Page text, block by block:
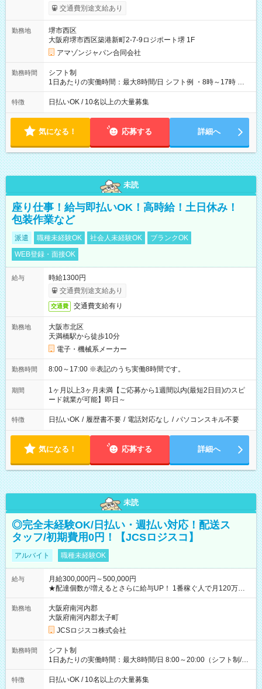
まで昇給の機会があります。 ■正社員登用制度あり ※月末締/翌
月25日支払い ※時間外手当、別途支給 ※深夜割増賃金 (22:00～
☆Amazon直雇用で安定して働けます！ 【試用期間】試用期間
あり 試用期間の長さ：1週間 雇用形態、給与は本採用時と同じ
です。
交通費別途支給あり
勤務地
堺市西区
大阪府堺市西区築港新町2-7-9ロジポート堺 1F
アマゾンジャパン合同会社
勤務時間
シフト制
1日あたりの実働時間：最大8時間/日 シフト例 ・8時～17時 ・
12時～21時
特徴 日払いOK / 10名以上の大量募集
気になる！ 応募する 詳細へ
未読
座り仕事！給与即払いOK！高時給！土日休み！
包装作業など
派遣 職種未経験OK 社会人未経験OK
ブランクOK
WEB登録・面接OK
給与
時給1300円
交通費別途支給あり
交通費 交通費支給有り
勤務地
大阪市北区
天満橋駅から徒歩10分
電子・機械系メーカー
勤務時間 8:00～17:00 ※表記のうち実働8時間です。
期間
1ヶ月以上3ヶ月未満【ご応募から1週間以内(最短2日目)のスピ
ード就業が可能】即日～
特徴 日払いOK / 履歴書不要 / 電話対応なし / パソコンスキル不要
気になる！ 応募する 詳細へ
未読
◎完全未経験OK/日払い・週払い対応！配送ス
タッフ/初期費用0円！【JCSロジスコ】
アルバイト 職種未経験OK
給与
月給300,000円～500,000円
★配達個数が増えるとさらに給与UP！ 1番稼ぐ人で月120万ほ
ど！ ・主要都市エリア 月収55万円／週5日稼働 月収65万~112
万円／週6日稼働 ・地方郊外エリア 月収40万円／週5日稼働 月
収40万円~50万円／週6日稼働 ＜モデルイメージ＞ ■月収50万
円 (27歳男性/江東区在住)※元建築関係 1日150個配達×25日勤務
(日休み) ■月収80万円(43歳男性/墨田区在住)※元営業 1日200個
勤務地
大阪府南河内郡
大阪府南河内郡太子町
JCSロジスコ株式会社
勤務時間
シフト制
1日あたりの実働時間：最大8時間/日 8:00～20:00（シフト制/実
働8時間） ※週5日勤務（場所次第では週4も有り） ※配達状況
によって時間外での勤務可能性有り ※案件により多少の前後あ
特徴 日払いOK / 10名以上の大量募集